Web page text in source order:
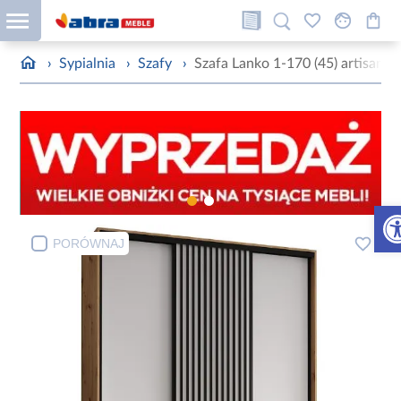
› Sypialnia › Szafy › Szafa Lanko 1-170 (45) artisan/
PORÓWNAJ